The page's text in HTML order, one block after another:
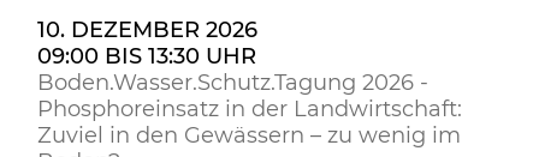
10. DEZEMBER 2026
09:00 BIS 13:30 UHR
Boden.Wasser.Schutz.Tagung 2026 -
Phosphoreinsatz in der Landwirtschaft:
Zuviel in den Gewässern – zu wenig im